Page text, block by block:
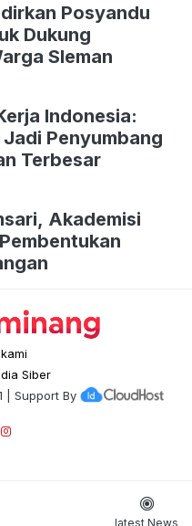
Posyandu
Dukung
Sleman
Indonesia:
Jadi Penyumbang
Terbesar
Akademisi
Siber
| Support By
latest News